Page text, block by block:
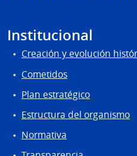
Institucional
Creación y evolución
Cometidos
Plan estratégico
Estructura del organismo
Normativa